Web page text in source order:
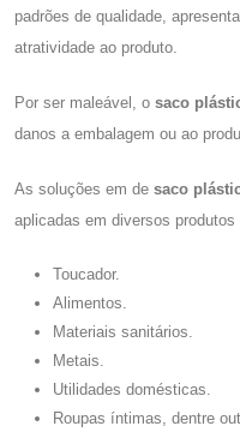
padrões de qualidade,
atratividade ao produto.
Por ser maleável, o saco
danos a embalagem ou ao
As soluções em de saco
aplicadas em diversos produtos
Toucador.
Alimentos.
Materiais sanitários.
Metais.
Utilidades domésticas.
Roupas íntimas, dentre